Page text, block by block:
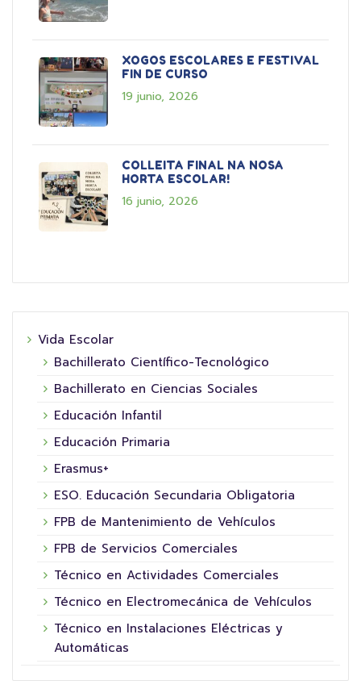
XOGOS ESCOLARES E FESTIVAL
FIN DE CURSO
19 junio, 2026
COLLEITA FINAL NA NOSA
HORTA ESCOLAR!
16 junio, 2026
Vida Escolar
Bachillerato Científico-Tecnológico
Bachillerato en Ciencias Sociales
Educación Infantil
Educación Primaria
Erasmus+
ESO. Educación Secundaria Obligatoria
FPB de Mantenimiento de Vehículos
FPB de Servicios Comerciales
Técnico en Actividades Comerciales
Técnico en Electromecánica de Vehículos
Técnico en Instalaciones Eléctricas y
Automáticas